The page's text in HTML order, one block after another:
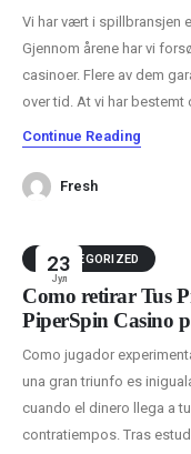
Vi har vært i spillbransjen
Gjennom årene har vi
casinoer. Flere av dem
over tid. At vi har bestemt
Continue Reading
Fresh
23
Јул
UNCATEGORIZED
Cómo retirar Tus
PiperSpin Casino
Como jugador
una gran triunfo es
cuando el dinero llega a
contratiempos. Tras